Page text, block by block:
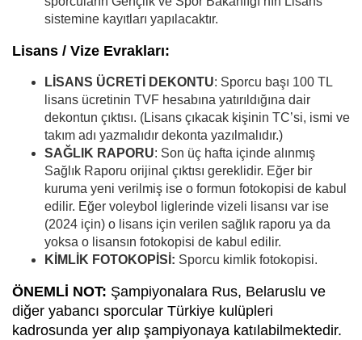
sistemine kayıtları yapılacaktır.
Lisans / Vize Evrakları:
LİSANS ÜCRETİ DEKONTU: Sporcu başı 100 TL
lisans ücretinin TVF hesabına yatırıldığına dair
dekontun çıktısı. (Lisans çıkacak kişinin TC’si, ismi ve
takım adı yazmalıdır dekonta yazılmalıdır.)
SAĞLIK RAPORU: Son üç hafta içinde alınmış
Sağlık Raporu orijinal çıktısı gereklidir. Eğer bir
kuruma yeni verilmiş ise o formun fotokopisi de kabul
edilir. Eğer voleybol liglerinde vizeli lisansı var ise
(2024 için) o lisans için verilen sağlık raporu ya da
yoksa o lisansın fotokopisi de kabul edilir.
KİMLİK FOTOKOPİSİ: Sporcu kimlik fotokopisi.
ÖNEMLİ NOT: Şampiyonalara Rus, Belaruslu ve
diğer yabancı sporcular Türkiye kulüpleri
kadrosunda yer alıp şampiyonaya katılabilmektedir.